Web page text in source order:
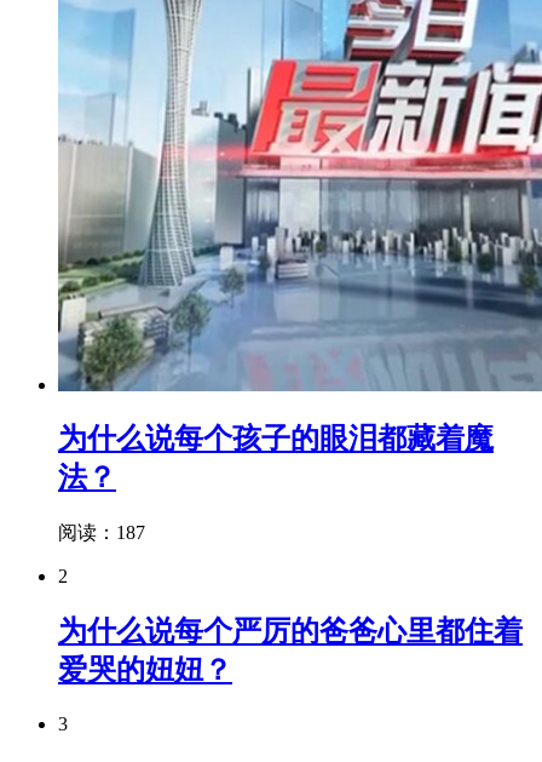
为什么说每个孩子的眼泪都藏着魔
法？
阅读：187
2
为什么说每个严厉的爸爸心里都住着
爱哭的妞妞？
3